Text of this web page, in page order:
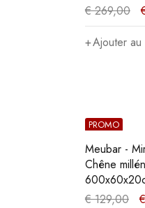
€269,00
Ajouter au
PROMO
Meubar -
Chêne
€129,00 €